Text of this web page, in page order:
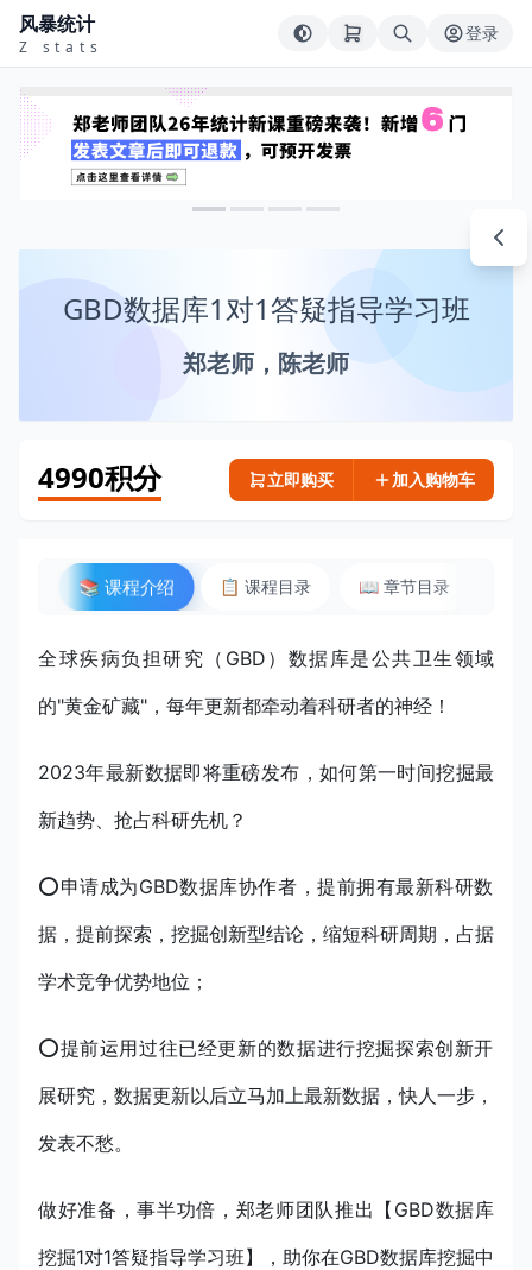
风暴统计
Z stats
登录
GBD数据库1对1答疑指导学习班
郑老师，陈老师
4990积分 立即购买 加入购物车
📚 课程介绍 📋 课程目录 📖 章节目录
全球疾病负担研究（GBD）数据库是公共卫生领域
的"黄金矿藏"，每年更新都牵动着科研者的神经！
2023年最新数据即将重磅发布，如何第一时间挖掘最
新趋势、抢占科研先机？
⭕️申请成为GBD数据库协作者，提前拥有最新科研数
据，提前探索，挖掘创新型结论，缩短科研周期，占据
学术竞争优势地位；
⭕️提前运用过往已经更新的数据进行挖掘探索创新开
展研究，数据更新以后立马加上最新数据，快人一步，
发表不愁。
做好准备，事半功倍，郑老师团队推出【GBD数据库
挖掘1对1答疑指导学习班】，助你在GBD数据库挖掘中